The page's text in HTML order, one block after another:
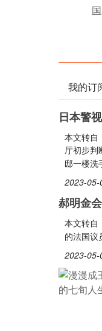
我的订
日本警
本文转自
厅初步判
邸一楼洗
2023-
郝明金
本文转自
的法国议
2023-